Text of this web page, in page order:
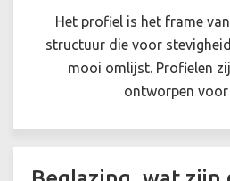
Het profiel is het frame
structuur die voor
mooi omlijst. Profielen
ontworpen voor